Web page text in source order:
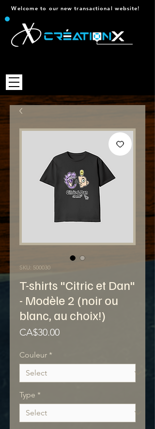
Welcome to our new transactional website!
SKU: 500030
T-shirts "Citric et Dan"
- Modèle 2 (noir ou
blanc, au choix!)
CA$30.00Price
Couleur *
Type *